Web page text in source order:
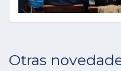
Otras